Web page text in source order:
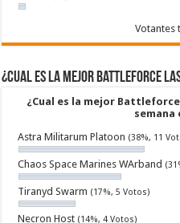
Votantes
¿Cual es la mejor Battleforce
¿Cual es la mejor
semana
Astra Militarum Platoon (38%, 11
Chaos Space Marines WArband
Tiranyd Swarm (17%, 5 Votos)
Necron Host (14%, 4 Votos)